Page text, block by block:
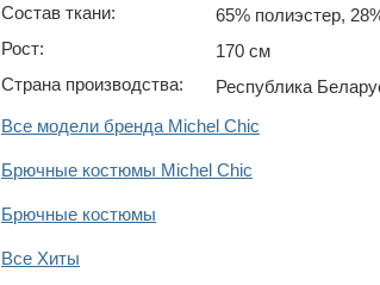
Состав ткани:
65% полиэстер,
Рост:
170 см
Страна производства:
Республика
Все модели бренда Michel Chic
Брючные костюмы Michel Chic
Брючные костюмы
Все Хиты